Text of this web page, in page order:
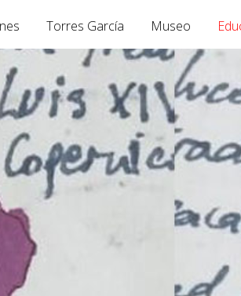
Torres García Museo